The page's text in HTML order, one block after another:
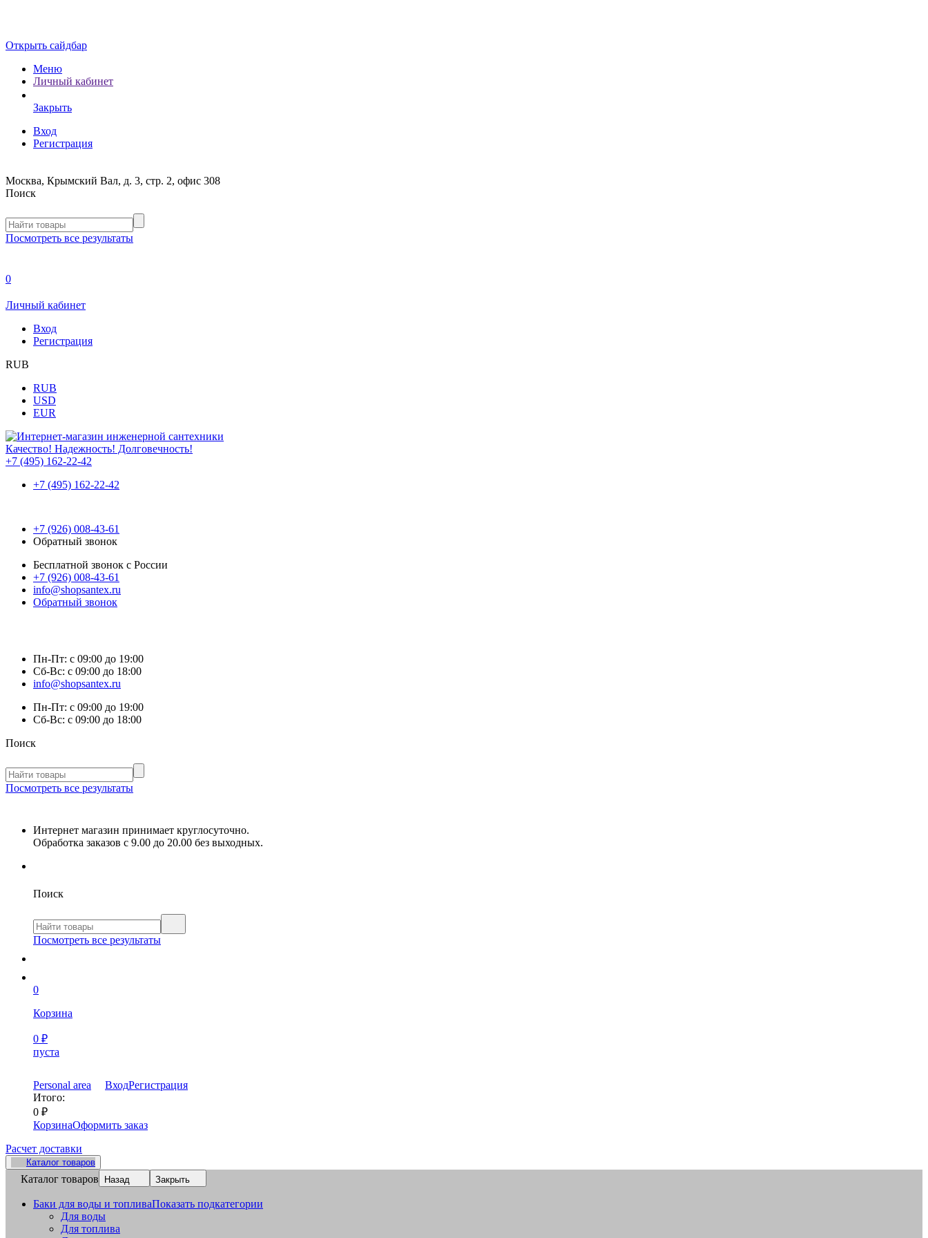
Открыть сайдбар
Меню
Личный кабинет
Закрыть
Вход
Регистрация
Москва, Крымский Вал, д. 3, стр. 2, офис 308
Поиск
Посмотреть все результаты
0
Личный кабинет
Вход
Регистрация
RUB
RUB
USD
EUR
Качество! Надежность! Долговечность!
+7 (495) 162-22-42
+7 (495) 162-22-42
+7 (926) 008-43-61
Обратный звонок
Бесплатной звонок с России
+7 (926) 008-43-61
info@shopsantex.ru
Обратный звонок
Пн-Пт: с 09:00 до 19:00
Сб-Вс: с 09:00 до 18:00
info@shopsantex.ru
Пн-Пт: с 09:00 до 19:00
Сб-Вс: с 09:00 до 18:00
Поиск
Посмотреть все результаты
Интернет магазин принимает круглосуточно.
Обработка заказов с 9.00 до 20.00 без выходных.
Поиск
Посмотреть все результаты
0
Корзина
0 ₽
пуста
Personal area ВходРегистрация
Итого:
0 ₽
КорзинаОформить заказ
Расчет доставки
Каталог товаров
Каталог товаров Назад Закрыть
Баки для воды и топливаПоказать подкатегории
Для воды
Для топлива